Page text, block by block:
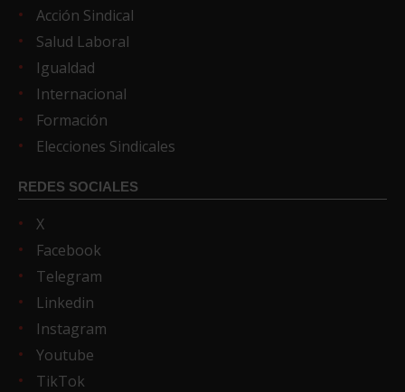
Acción Sindical
Salud Laboral
Igualdad
Internacional
Formación
Elecciones Sindicales
REDES SOCIALES
X
Facebook
Telegram
Linkedin
Instagram
Youtube
TikTok